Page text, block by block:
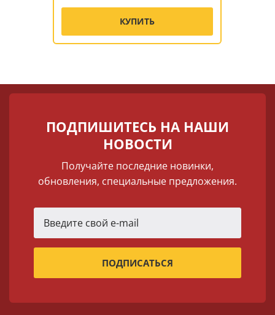
КУПИТЬ
ПОДПИШИТЕСЬ НА НАШИ
НОВОСТИ
Получайте последние новинки,
обновления, специальные предложения.